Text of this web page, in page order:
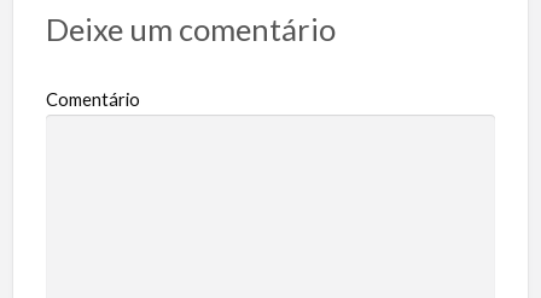
Deixe um comentário
Comentário